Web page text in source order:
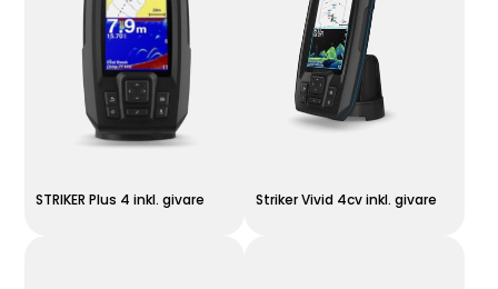
STRIKER Plus 4 inkl. givare Striker Vivid 4cv inkl. givare